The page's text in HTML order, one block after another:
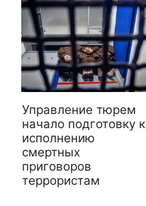
Управление тюрем
начало подготовку к
исполнению
смертных
приговоров
террористам